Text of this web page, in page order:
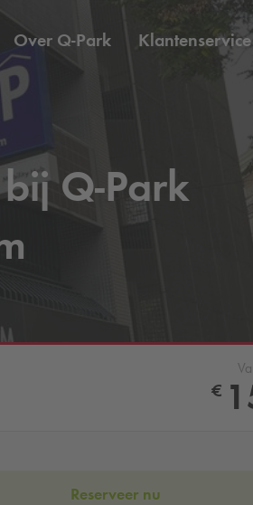
Over Q-Park Klantenservice
bijQ-Park
€
Reserveer nu